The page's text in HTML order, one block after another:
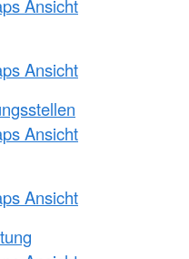
Ansicht
Ansicht
Ansicht
Ansicht